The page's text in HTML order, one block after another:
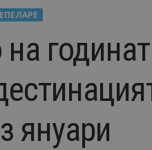
януари